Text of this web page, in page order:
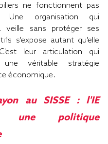
ne fonctionnent pas
Une organisation qui
veille sans protéger ses
s'expose autant qu'elle
leur articulation qui
une véritable stratégie
économique.
au SISSE : l'IE
une politique